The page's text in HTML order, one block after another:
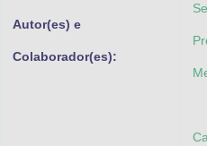
Autor(es) e
Colaborador(es):